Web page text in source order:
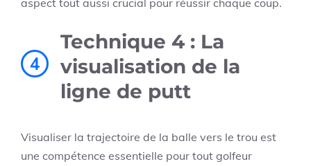
4
Technique 4 : La
visualisation de la
ligne de putt
Visualiser la trajectoire de la balle vers le trou est
une compétence essentielle pour tout golfeur